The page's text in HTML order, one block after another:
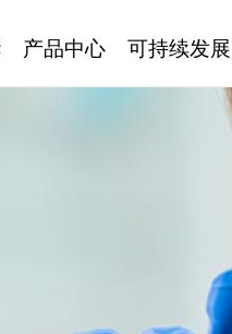
产品中心 可持续发展